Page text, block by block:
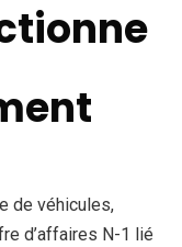
de véhicules,
d’affaires N-1 lié